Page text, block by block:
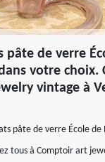
pâte de verre
votre choix.
vintage à
pâte de verre École
tous à Comptoir art